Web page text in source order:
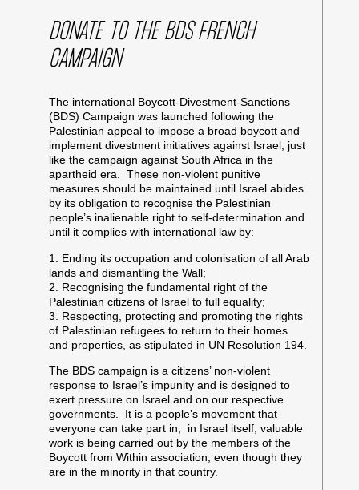
DONATE TO THE BDS FRENCH
CAMPAIGN
The international Boycott-Divestment-Sanctions
(BDS) Campaign was launched following the
Palestinian appeal to impose a broad boycott and
implement divestment initiatives against Israel, just
like the campaign against South Africa in the
apartheid era. These non-violent punitive
measures should be maintained until Israel abides
by its obligation to recognise the Palestinian
people’s inalienable right to self-determination and
until it complies with international law by:
1. Ending its occupation and colonisation of all Arab
lands and dismantling the Wall;
2. Recognising the fundamental right of the
Palestinian citizens of Israel to full equality;
3. Respecting, protecting and promoting the rights
of Palestinian refugees to return to their homes
and properties, as stipulated in UN Resolution 194.
The BDS campaign is a citizens’ non-violent
response to Israel’s impunity and is designed to
exert pressure on Israel and on our respective
governments. It is a people’s movement that
everyone can take part in; in Israel itself, valuable
work is being carried out by the members of the
Boycott from Within association, even though they
are in the minority in that country.